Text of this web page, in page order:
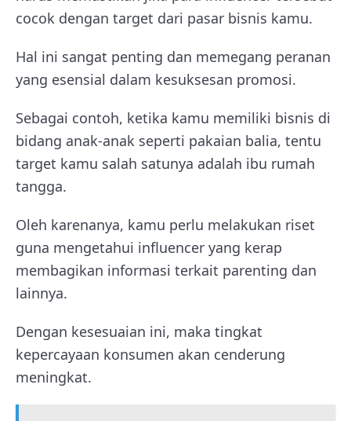
cocok dengan target dari pasar bisnis kamu.
Hal ini sangat penting dan memegang peranan
yang esensial dalam kesuksesan promosi.
Sebagai contoh, ketika kamu memiliki bisnis di
bidang anak-anak seperti pakaian balia, tentu
target kamu salah satunya adalah ibu rumah
tangga.
Oleh karenanya, kamu perlu melakukan riset
guna mengetahui influencer yang kerap
membagikan informasi terkait parenting dan
lainnya.
Dengan kesesuaian ini, maka tingkat
kepercayaan konsumen akan cenderung
meningkat.